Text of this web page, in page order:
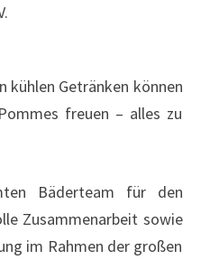
kühlen Getränken können
freuen – alles zu
Bäderteam für den
Zusammenarbeit sowie
im Rahmen der großen